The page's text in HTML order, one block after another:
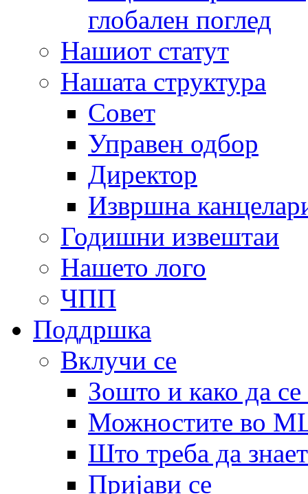
глобален поглед
Нашиот статут
Нашата структура
Совет
Управен одбор
Директор
Извршна
Годишни извештаи
Нашето лого
ЧПП
Поддршка
Вклучи се
Зошто и како да
Можностите во
Што треба да
Пријави се